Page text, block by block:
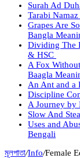
Surah Ad Duha
Tarabi Namaz
Grapes Are
Bangla
Dividing The
& HSC
A Fox
Baagla
An Ant and a
Discipline
A Journey by
Slow And
Uses and
Bengali
মূলপাতা/Info/Female